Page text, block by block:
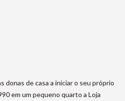
donas de casa a iniciar o seu próprio
em um pequeno quarto a Loja